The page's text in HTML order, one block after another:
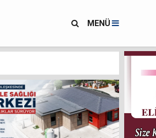
MENÜ